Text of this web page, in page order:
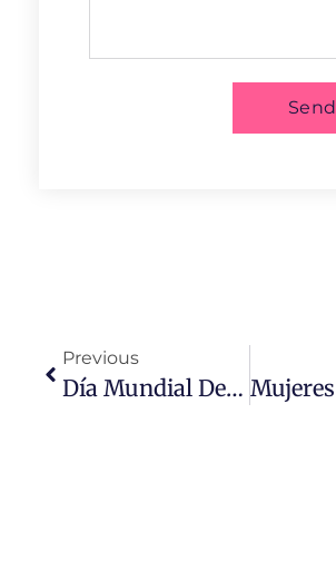
Send
Previous
Día Mundial Del Climaterio Y Menopausia: Conciencia Y Apoyo